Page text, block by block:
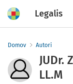
Legalis
Domov Autori
JUDr.
LL.M